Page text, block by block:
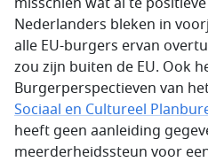
Nederlanders bleken in
alle EU-burgers ervan
zou zijn buiten de EU. Ook
Burgerperspectieven van
Sociaal en Cultureel
heeft geen aanleiding
meerderheidssteun voor